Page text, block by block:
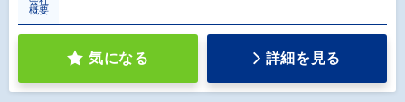
概要
気になる 詳細を見る